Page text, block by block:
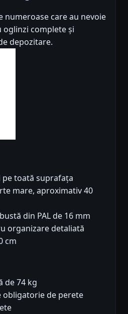
numeroase care au nevoie
oglinzi complete și
depozitare.
pe toată suprafața
mare, aproximativ 40
din PAL de 16 mm
organizare detaliată
cm
de 74 kg
obligatorie de perete